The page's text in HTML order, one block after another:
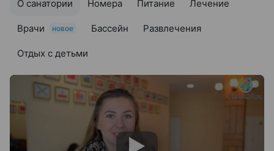
О санатории Номера Питание Лечение
Врачи новое Бассейн Развлечения
Отдых с детьми